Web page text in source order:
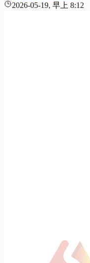
2026-05-19, 早上 8:12